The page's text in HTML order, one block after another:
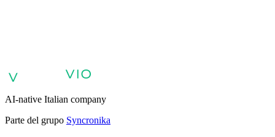
empresas
Agentes de IA empresarial
AI-native Italian company
Parte del grupo Syncronika